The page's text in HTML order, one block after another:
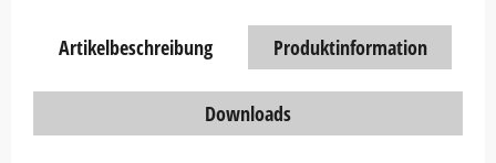
Artikelbeschreibung Produktinformation
Downloads